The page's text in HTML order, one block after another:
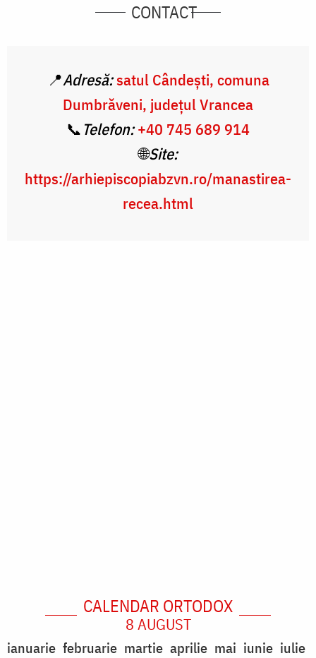
CONTACT
📍Adresă: satul Cândești, comuna
Dumbrăveni, județul Vrancea
📞 Telefon: +40 745 689 914
🌐Site:
https://arhiepiscopiabzvn.ro/manastirea-
recea.html
CALENDAR ORTODOX
8 AUGUST
ianuarie februarie martie aprilie mai iunie iulie